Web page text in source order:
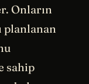
Onların
planlanan
sahip